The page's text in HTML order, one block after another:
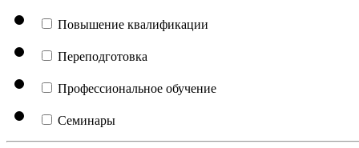
Повышение квалификации
Переподготовка
Профессиональное обучение
Семинары